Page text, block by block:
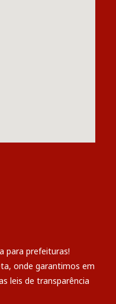
para prefeituras!
onde garantimos em
leis de transparência